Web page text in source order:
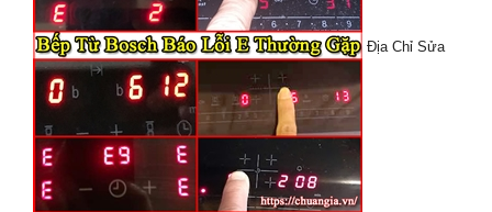
Địa Chỉ Sửa